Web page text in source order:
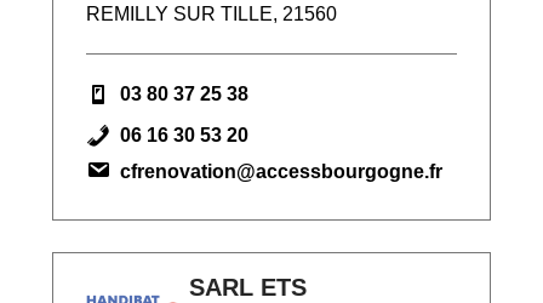
REMILLY SUR TILLE, 21560
03 80 37 25 38
06 16 30 53 20
cfrenovation@accessbourgogne.fr
SARL ETS